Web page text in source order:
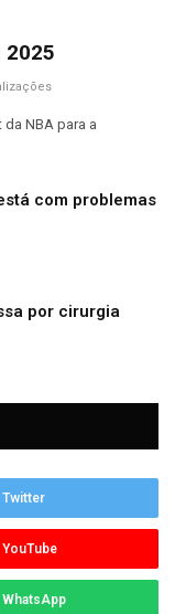
2025
NBA para a
com problemas
por cirurgia
Twitter
YouTube
WhatsApp